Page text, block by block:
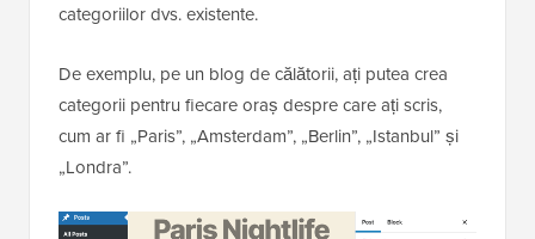
categoriilor dvs. existente.
De exemplu, pe un blog de călătorii, ați putea crea
categorii pentru fiecare oraș despre care ați scris,
cum ar fi „Paris”, „Amsterdam”, „Berlin”, „Istanbul” și
„Londra”.